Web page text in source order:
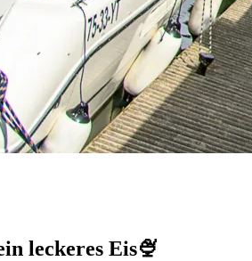
leckeres Eis🍨